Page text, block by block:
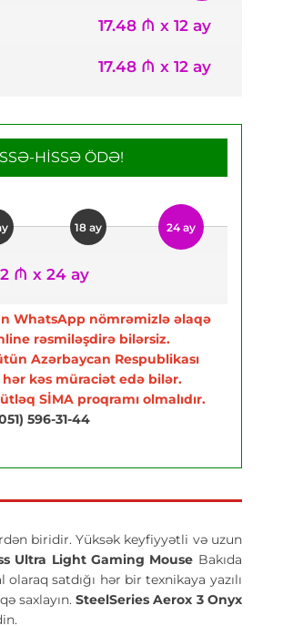
17.48 ₼ x 12 ay
17.48 ₼ x 12 ay
HISSƏ ÖDƏ!
18 ay 24 ay
₼ x 24 ay
WhatsApp nömrəmizlə əlaqə
rəsmiləşdirə bilərsiz.
Azərbaycan Respublikası
hər kəs müraciət edə bilər.
SİMA proqramı olmalıdır.
596-31-44
biridir. Yüksək keyfiyyətli və uzun
Ultra Light Gaming Mouse Bakıda
satdığı hər bir texnikaya yazılı
saxlayın.SteelSeries Aerox 3 Onyx